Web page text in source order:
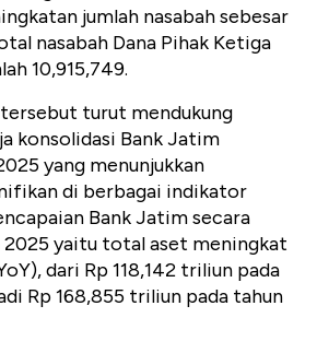
jumlah nasabah sebesar
nasabah Dana Pihak Ketiga
10,915,749.
turut mendukung
konsolidasi Bank Jatim
yang menunjukkan
di berbagai indikator
Bank Jatim secara
2025 yaitu total aset meningkat
dari Rp 118,142 triliun pada
Rp 168,855 triliun pada tahun